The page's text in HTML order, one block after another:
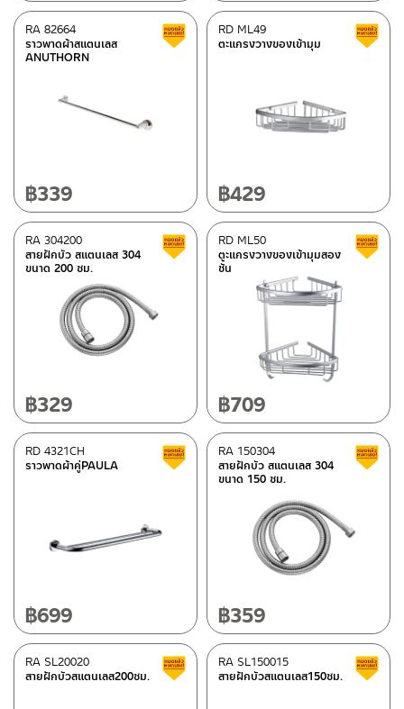
BEN-fittings
Rasland-Accessories
Rasland-fittings(212)
Special tags
REVERSE COLLECTION
Status
Best seller(3)
Normal stock level
Clearance sale(180)
ราวพาดผ้าสแตนเลส
ANUTHORN
RA 82664 Clearance sale
฿339
ตะแกรงวางของเข้ามุม
RD ML49
฿429
สายฝักบัว สแตนเลส 304
ขนาด 200 ซม.
RA 304200 Clearance sale
฿329
ตะแกรงวางของเข้ามุมสอง
ชั้น
RD ML50
฿709
ราวพาดผ้าคู่PAULA
RD 4321CH Clearance sale
฿699
สายฝักบัว สแตนเลส 304
ขนาด 150 ซม.
RA 150304
฿359
สายฝักบัวสแตนเลส200ซม.
RA SL20020 Clearance sale
สายฝักบัวสแตนเลส150ซม.
RA SL150015